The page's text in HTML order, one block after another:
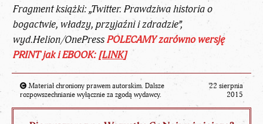
Fragment książki: „Twitter. Prawdziwa historia o
bogactwie, władzy, przyjaźni i zdradzie”,
wyd.Helion/OnePressPOLECAMY zarówno wersję
PRINT jak i EBOOK: [LINK]
Materiał chroniony prawem autorskim. Dalsze
rozpowszechnianie wyłącznie za zgodą wydawcy.
22 sierpnia
2015